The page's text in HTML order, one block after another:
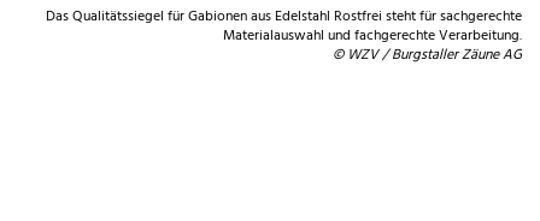
Das Qualitätssiegel für Gabionen aus Edelstahl Rostfrei steht für sachgerechte
Materialauswahl und fachgerechte Verarbeitung.
© WZV / Burgstaller Zäune AG